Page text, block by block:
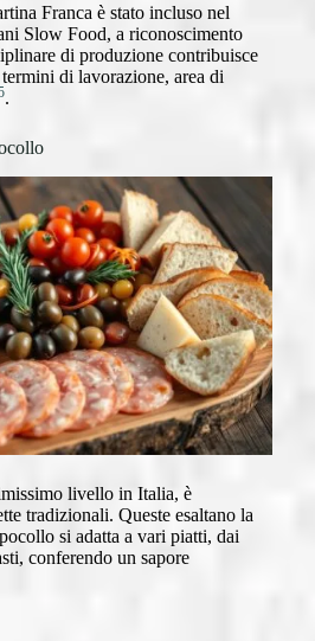
Franca è stato incluso nel
Slow Food, a riconoscimento
di produzione contribuisce
di lavorazione, area di
.
livello in Italia, è
tradizionali. Queste esaltano la
si adatta a vari piatti, dai
conferendo un sapore